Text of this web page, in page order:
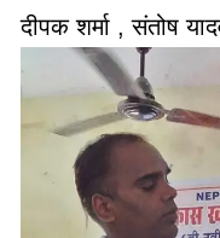
दीपक शर्मा , संतोष